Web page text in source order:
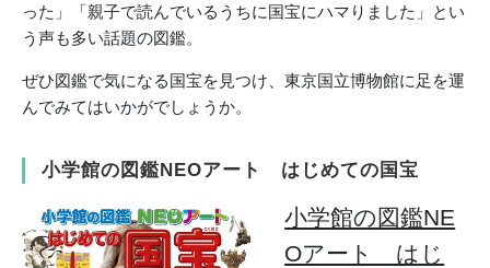
った」「親子で読んでいるうちに国宝にハマりました」とい
う声も多い話題の図鑑。
ぜひ図鑑で気になる国宝を見つけ、東京国立博物館に足を運
んでみてはいかがでしょうか。
小学館の図鑑NEOアート はじめての国宝
小学館の図鑑NE
Oアート はじ